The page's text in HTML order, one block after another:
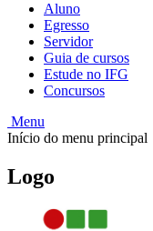
Aluno
Egresso
Servidor
Guia de cursos
Estude no IFG
Concursos
Menu
Início do menu principal
Logo